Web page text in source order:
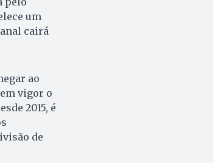
um
cairá
ao
vigor o
2015, é
de